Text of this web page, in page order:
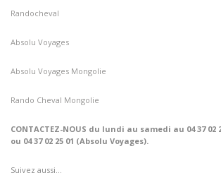
Randocheval
Absolu Voyages
Absolu Voyages Mongolie
Rando Cheval Mongolie
CONTACTEZ-NOUS du lundi au samedi au 04 37 02
ou 04 37 02 25 01 (Absolu Voyages).
Suivez aussi…